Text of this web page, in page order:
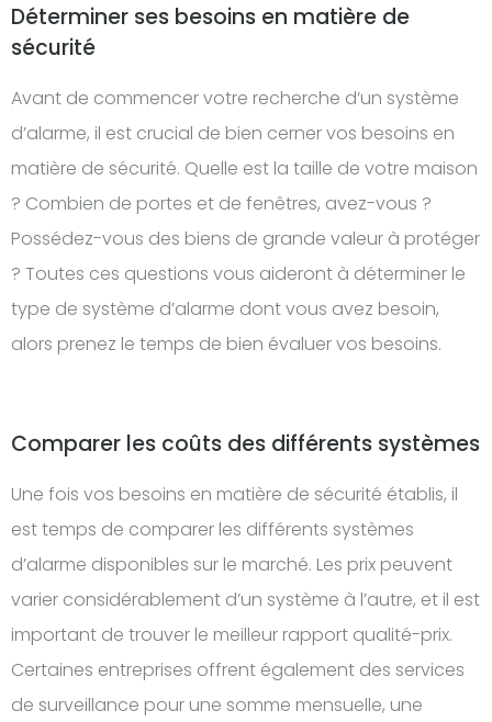
Déterminer ses besoins en matière de
sécurité
Avant de commencer votre recherche d’un système
d’alarme, il est crucial de bien cerner vos besoins en
matière de sécurité. Quelle est la taille de votre maison
? Combien de portes et de fenêtres, avez-vous ?
Possédez-vous des biens de grande valeur à protéger
? Toutes ces questions vous aideront à déterminer le
type de système d’alarme dont vous avez besoin,
alors prenez le temps de bien évaluer vos besoins.
Comparer les coûts des différents systèmes
Une fois vos besoins en matière de sécurité établis, il
est temps de comparer les différents systèmes
d’alarme disponibles sur le marché. Les prix peuvent
varier considérablement d’un système à l’autre, et il est
important de trouver le meilleur rapport qualité-prix.
Certaines entreprises offrent également des services
de surveillance pour une somme mensuelle, une